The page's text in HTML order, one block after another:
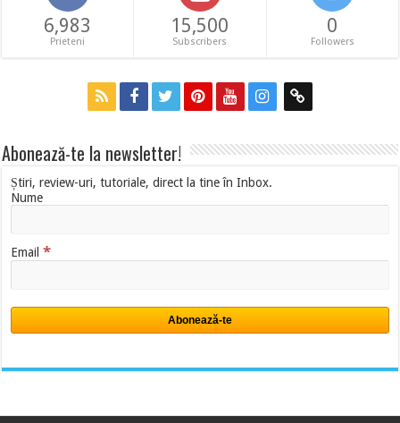
6,983
Prieteni
15,500
Subscribers
0
Followers
Abonează-te la newsletter!
Știri, review-uri, tutoriale, direct la tine în Inbox.
Nume
Email*